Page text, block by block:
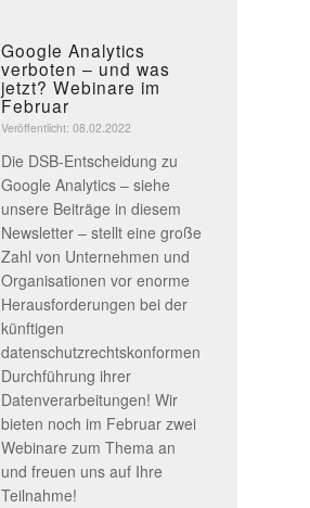
Google Analytics
verboten – und was
jetzt? Webinare im
Februar
Veröffentlicht: 08.02.2022
Die DSB-Entscheidung zu
Google Analytics – siehe
unsere Beiträge in diesem
Newsletter – stellt eine große
Zahl von Unternehmen und
Organisationen vor enorme
Herausforderungen bei der
künftigen
datenschutzrechtskonformen
Durchführung ihrer
Datenverarbeitungen! Wir
bieten noch im Februar zwei
Webinare zum Thema an
und freuen uns auf Ihre
Teilnahme!